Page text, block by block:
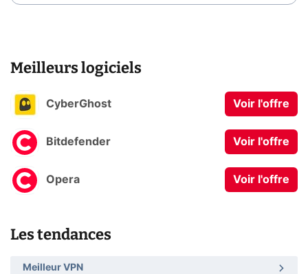
Meilleurs logiciels
CyberGhost Voir l'offre
Bitdefender Voir l'offre
Opera Voir l'offre
Les tendances
Meilleur VPN